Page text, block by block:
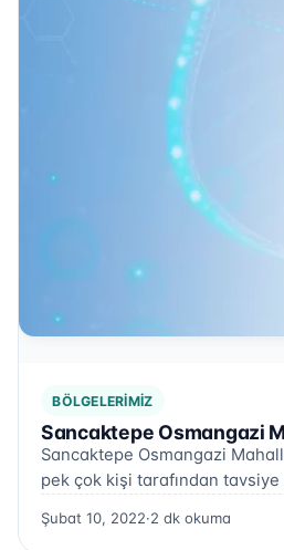
BÖLGELERIMIZ
Sancaktepe Osmangazi
Sancaktepe Osmangazi
pek çok kişi tarafından
Şubat 10, 2022·2 dk okuma